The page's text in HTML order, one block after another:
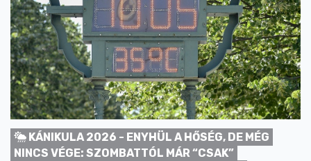
KÁNIKULA 2026 - ENYHÜL A HŐSÉG, DE MÉG
NINCS VÉGE: SZOMBATTÓL MÁR “CSAK”